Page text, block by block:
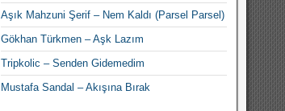
Aşık Mahzuni Şerif – Nem Kaldı (Parsel Parsel)
Gökhan Türkmen – Aşk Lazım
Tripkolic – Senden Gidemedim
Mustafa Sandal – Akışına Bırak